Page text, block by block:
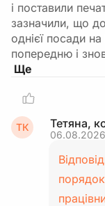
і поставили
зазначили, що
однієї посади
попередню і
ТК Тетяна,